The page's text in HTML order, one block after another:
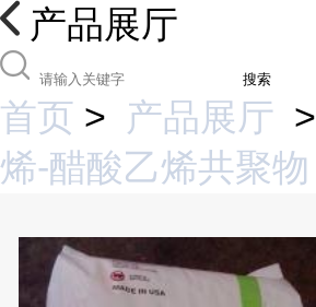
产品展厅
搜索
首页 > 产品展厅 >
烯-醋酸乙烯共聚物